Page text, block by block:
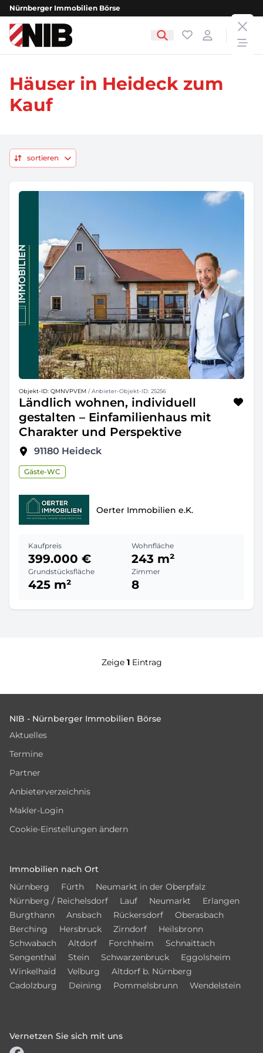
Nürnberger Immobilien Börse
NIB - Nürnberger Immobilien Börse Favoriten
Login
Häuser in Heideck zum
Kauf
sortieren
Objekt-ID: QMNVPVEM / Anbieter-Objekt-ID: 25256
Ländlich wohnen, individuell
gestalten – Einfamilienhaus mit
Charakter und Perspektive
91180 Heideck
Gäste-WC
Oerter Immobilien e.K.
Kaufpreis
399.000 €
Wohnfläche
243 m²
Grundstücksfläche
425 m²
Zimmer
8
Zeige 1Eintrag
NIB - Nürnberger Immobilien Börse
Aktuelles
Termine
Partner
Anbieterverzeichnis
Makler-Login
Cookie-Einstellungen ändern
Immobilien nach Ort
Nürnberg
Fürth
Neumarkt in der Oberpfalz
Nürnberg / Reichelsdorf
Lauf Neumarkt
Erlangen
Burgthann
Ansbach Rückersdorf
Oberasbach
Berching
Hersbruck Zirndorf
Heilsbronn
Schwabach
Altdorf Forchheim
Schnaittach
Sengenthal
Stein Schwarzenbruck
Eggolsheim
Winkelhaid
Velburg
Altdorf b. Nürnberg
Cadolzburg
Deining Pommelsbrunn Wendelstein
Vernetzen Sie sich mit uns